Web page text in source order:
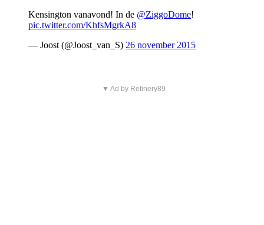
Kensington vanavond! In de @ZiggoDome!
pic.twitter.com/KhfsMgrkA8
— Joost (@Joost_van_S) 26 november 2015
▼ Ad by Refinery89